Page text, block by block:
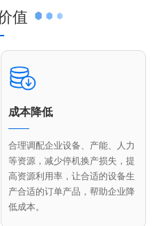
值
成本降低
合理调配企业设备、产能、人力
等资源，减少停机换产损失，提
高资源利用率，让合适的设备生
产合适的订单产品，帮助企业降
低成本。